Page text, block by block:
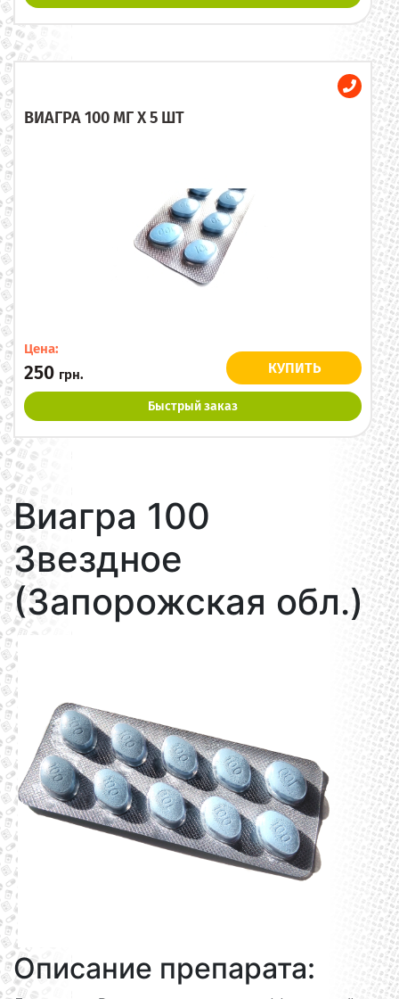
ВИАГРА 100 МГ X 5 ШТ
Цена:
250 грн. КУПИТЬ
Быстрый заказ
Виагра 100
Звездное
(Запорожская обл.)
Описание препарата: